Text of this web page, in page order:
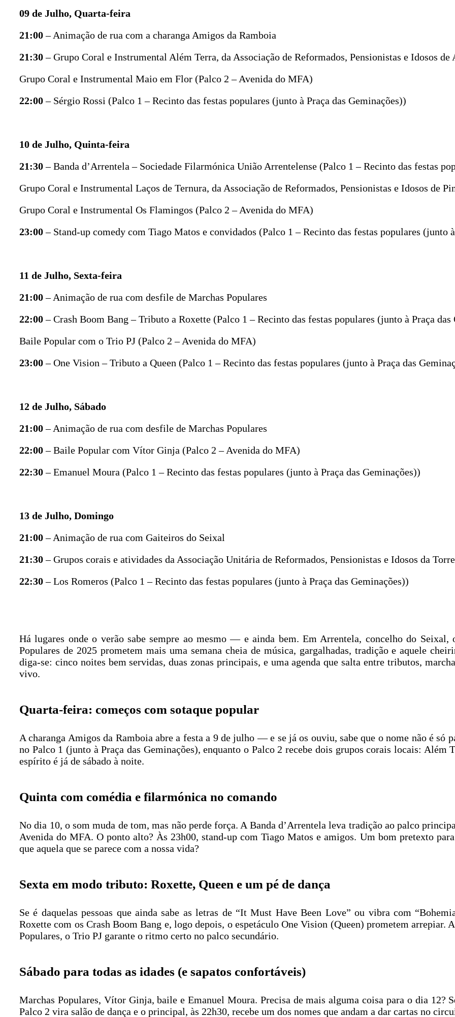
09 de Julho, Quarta-feira
21:00– Animação de rua com a charanga Amigos da Ramboia
21:30– Grupo Coral e Instrumental Além Terra, da Associação de Reformados, Pensionistas e Idosos de
Grupo Coral e Instrumental Maio em Flor (Palco 2 – Avenida do MFA)
22:00– Sérgio Rossi (Palco 1 – Recinto das festas populares (junto à Praça das Geminações))
10 de Julho, Quinta-feira
21:30– Banda d’Arrentela – Sociedade Filarmónica União Arrentelense (Palco 1 – Recinto das festas
Grupo Coral e Instrumental Laços de Ternura, da Associação de Reformados, Pensionistas e Idosos de
Grupo Coral e Instrumental Os Flamingos (Palco 2 – Avenida do MFA)
23:00– Stand-up comedy com Tiago Matos e convidados (Palco 1 – Recinto das festas populares (junto
11 de Julho, Sexta-feira
21:00– Animação de rua com desfile de Marchas Populares
22:00– Crash Boom Bang – Tributo a Roxette (Palco 1 – Recinto das festas populares (junto à Praça das
Baile Popular com o Trio PJ (Palco 2 – Avenida do MFA)
23:00– One Vision – Tributo a Queen (Palco 1 – Recinto das festas populares (junto à Praça das
12 de Julho, Sábado
21:00– Animação de rua com desfile de Marchas Populares
22:00– Baile Popular com Vítor Ginja (Palco 2 – Avenida do MFA)
22:30– Emanuel Moura (Palco 1 – Recinto das festas populares (junto à Praça das Geminações))
13 de Julho, Domingo
21:00– Animação de rua com Gaiteiros do Seixal
21:30– Grupos corais e atividades da Associação Unitária de Reformados, Pensionistas e Idosos da
22:30– Los Romeros (Palco 1 – Recinto das festas populares (junto à Praça das Geminações))
Há lugares onde o verão sabe sempre ao mesmo — e ainda bem. Em Arrentela, concelho do
Populares de 2025 prometem mais uma semana cheia de música, gargalhadas, tradição e aquele
diga-se: cinco noites bem servidas, duas zonas principais, e uma agenda que salta entre tributos,
vivo.
Quarta-feira: começos com sotaque popular
A charanga Amigos da Ramboia abre a festa a 9 de julho — e se já os ouviu, sabe que o nome não é só
no Palco 1 (junto à Praça das Geminações), enquanto o Palco 2 recebe dois grupos corais locais:
espírito é já de sábado à noite.
Quinta com comédia e filarmónica no comando
No dia 10, o som muda de tom, mas não perde força. A Banda d’Arrentela leva tradição ao palco
Avenida do MFA. O ponto alto? Às 23h00, stand-up com Tiago Matos e amigos. Um bom pretexto
que aquela que se parece com a nossa vida?
Sexta em modo tributo: Roxette, Queen e um pé de dança
Se é daquelas pessoas que ainda sabe as letras de “It Must Have Been Love” ou vibra com
Roxette com os Crash Boom Bang e, logo depois, o espetáculo One Vision (Queen) prometem arrepiar.
Populares, o Trio PJ garante o ritmo certo no palco secundário.
Sábado para todas as idades (e sapatos confortáveis)
Marchas Populares, Vítor Ginja, baile e Emanuel Moura. Precisa de mais alguma coisa para o dia 12?
Palco 2 vira salão de dança e o principal, às 22h30, recebe um dos nomes que andam a dar cartas no